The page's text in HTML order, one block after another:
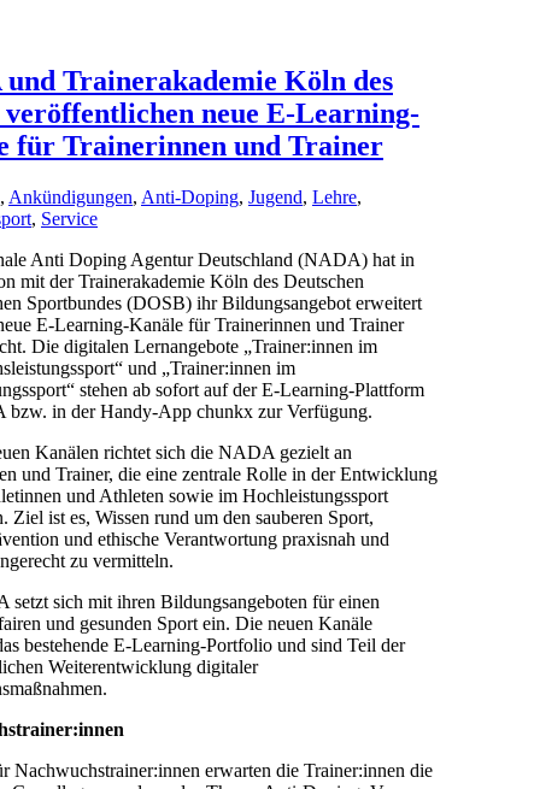
Trainerakademie Köln des
veröffentlichen neue E-Learning-
für Trainerinnen und Trainer
, Ankündigungen, Anti-Doping, Jugend, Lehre,
, Service
Anti Doping Agentur Deutschland (NADA) hat in
mit der Trainerakademie Köln des Deutschen
Sportbundes (DOSB) ihr Bildungsangebot erweitert
E-Learning-Kanäle für Trainerinnen und Trainer
Die digitalen Lernangebote „Trainer:innen im
und „Trainer:innen im
stehen ab sofort auf der E-Learning-Plattform
bzw. in der Handy-App chunkx zur Verfügung.
Kanälen richtet sich die NADA gezielt an
und Trainer, die eine zentrale Rolle in der Entwicklung
und Athleten sowie im Hochleistungssport
Ziel ist es, Wissen rund um den sauberen Sport,
und ethische Verantwortung praxisnah und
zu vermitteln.
setzt sich mit ihren Bildungsangeboten für einen
und gesunden Sport ein. Die neuen Kanäle
bestehende E-Learning-Portfolio und sind Teil der
Weiterentwicklung digitaler
Nachwuchstrainer:innen erwarten die Trainer:innen die